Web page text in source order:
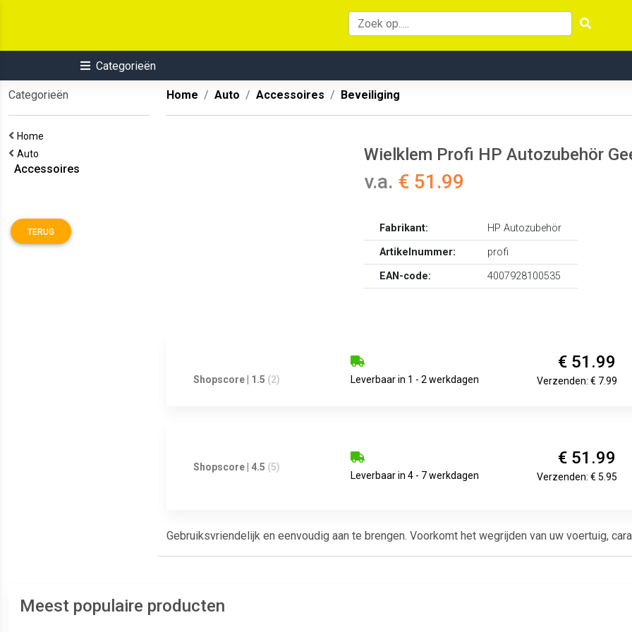
Categorieën
Categorieën
Home
Auto
Accessoires
TERUG
Home Auto Accessoires Beveiliging
Wielklem Profi HP Autozubehör
v.a. € 51.99
Fabrikant:
HP Autozubehör
Artikelnummer:
profi
EAN-code:
4007928100535
Shopscore | 1.5 (2) Leverbaar in 1 - 2 werkdagen
€ 51.99
Verzenden: € 7.99
Shopscore | 4.5 (5)
Leverbaar in 4 - 7 werkdagen
€ 51.99
Verzenden: € 5.95
Gebruiksvriendelijk en eenvoudig aan te brengen. Voorkomt het wegrijden van uw voertuig,
Meest populaire producten